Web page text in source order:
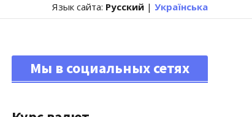
Язык сайта: Русский | Українська
Мы в социальных сетях